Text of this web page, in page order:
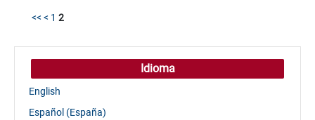
<< < 1 2
Idioma
English
Español (España)